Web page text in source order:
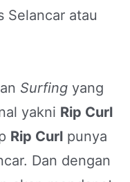
Selancar atau
Surfing yang
yakni Rip Curl
Rip Curl punya
Dan dengan